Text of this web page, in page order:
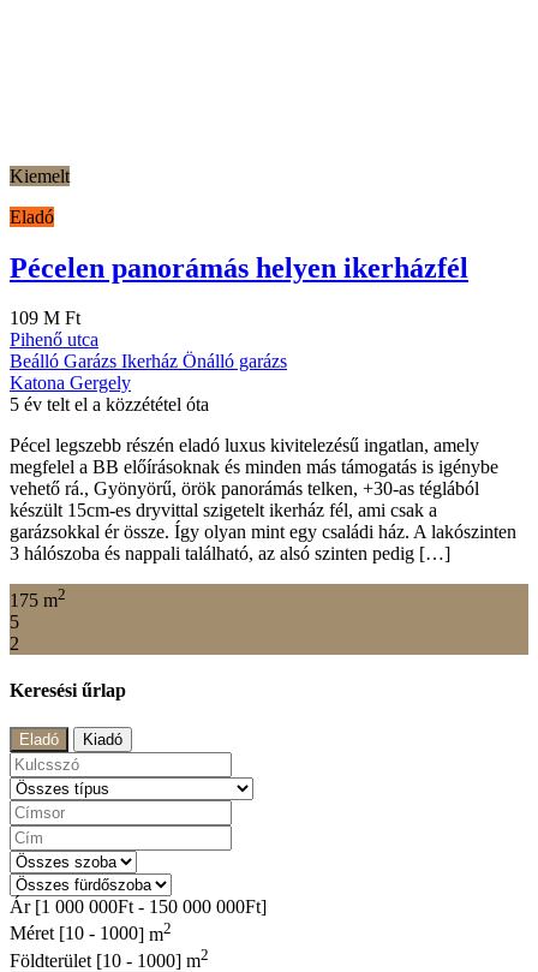
Kiemelt
Eladó
Pécelen panorámás helyen ikerházfél
109 M Ft
Pihenő utca
Beálló Garázs Ikerház Önálló garázs
Katona Gergely
5 év telt el a közzététel óta
Pécel legszebb részén eladó luxus kivitelezésű ingatlan, amely
megfelel a BB előírásoknak és minden más támogatás is igénybe
vehető rá., Gyönyörű, örök panorámás telken, +30-as téglából
készült 15cm-es dryvittal szigetelt ikerház fél, ami csak a
garázsokkal ér össze. Így olyan mint egy családi ház. A lakószinten
3 hálószoba és nappali található, az alsó szinten pedig […]
175 m2
5
2
Keresési űrlap
Eladó Kiadó
Ár [1 000 000Ft - 150 000 000Ft]
Méret [10 - 1000] m2
Földterület [10 - 1000] m2